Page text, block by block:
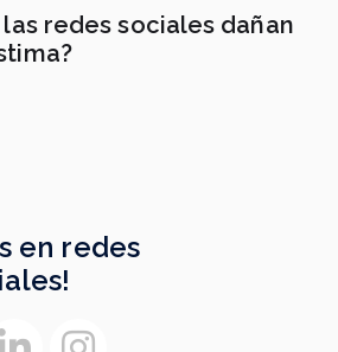
redes sociales dañan
en redes